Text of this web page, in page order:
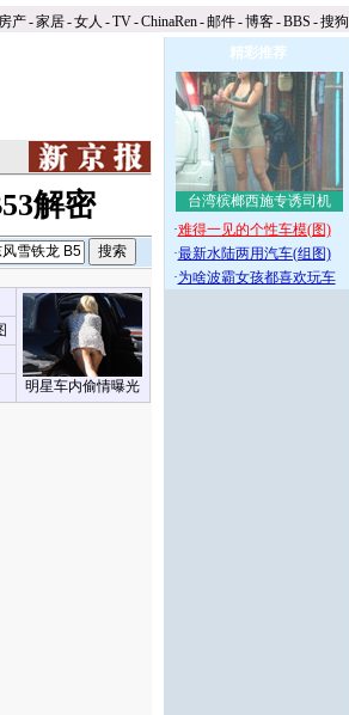
房产-家居-女人 -TV-ChinaRen-邮件-博客-BBS -搜狗
解密
明星车内偷情曝光
精彩推荐
台湾槟榔西施专诱司机
·难得一见的个性车模(图)
·最新水陆两用汽车(组图)
·为啥波霸女孩都喜欢玩车